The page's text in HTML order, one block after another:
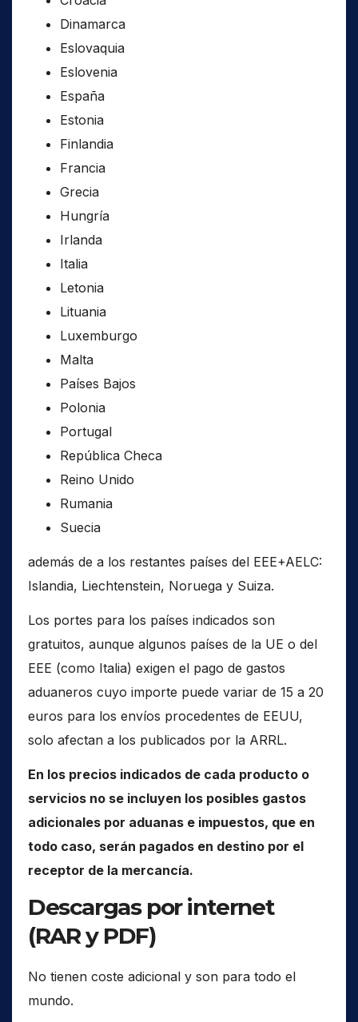
Dinamarca
Eslovaquia
Eslovenia
España
Estonia
Finlandia
Francia
Grecia
Hungría
Irlanda
Italia
Letonia
Lituania
Luxemburgo
Malta
Países Bajos
Polonia
Portugal
República Checa
Reino Unido
Rumania
Suecia
además de a los restantes países del EEE+AELC:
Islandia, Liechtenstein, Noruega y Suiza.
Los portes para los países indicados son
gratuitos, aunque algunos países de la UE o del
EEE (como Italia) exigen el pago de gastos
aduaneros cuyo importe puede variar de 15 a 20
euros para los envíos procedentes de EEUU,
solo afectan a los publicados por la ARRL.
En los precios indicados de cada producto o
servicios no se incluyen los posibles gastos
adicionales por aduanas e impuestos, que en
todo caso, serán pagados en destino por el
receptor de la mercancía.
Descargas por internet
(RAR y PDF)
No tienen coste adicional y son para todo el
mundo.